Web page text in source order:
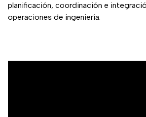
planificación, coordinación e
operaciones de ingeniería.